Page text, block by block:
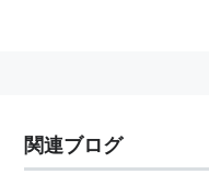
関連ブログ